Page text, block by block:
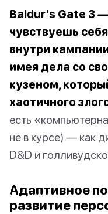
Baldur’s Gate 3
чувствуешь
внутри
имея дела со
кузеном,
хаотичного
есть
не в курсе) — как
D&D и
Адаптивное
развитие